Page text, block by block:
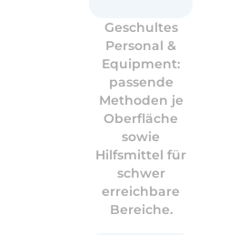
Geschultes
Personal &
Equipment:
passende
Methoden je
Oberfläche
sowie
Hilfsmittel für
schwer
erreichbare
Bereiche.